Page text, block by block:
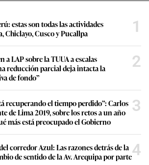
estas son todas las actividades
Chiclayo, Cusco y Pucallpa
1
a LAP sobre la TUUA a escalas
reducción parcial deja intacta la
de fondo”
2
recuperando el tiempo perdido”: Carlos
de Lima 2019, sobre los retos a un año
más está preocupado el Gobierno
3
corredor Azul: Las razones detrás de la
de sentido de la Av. Arequipa por parte4